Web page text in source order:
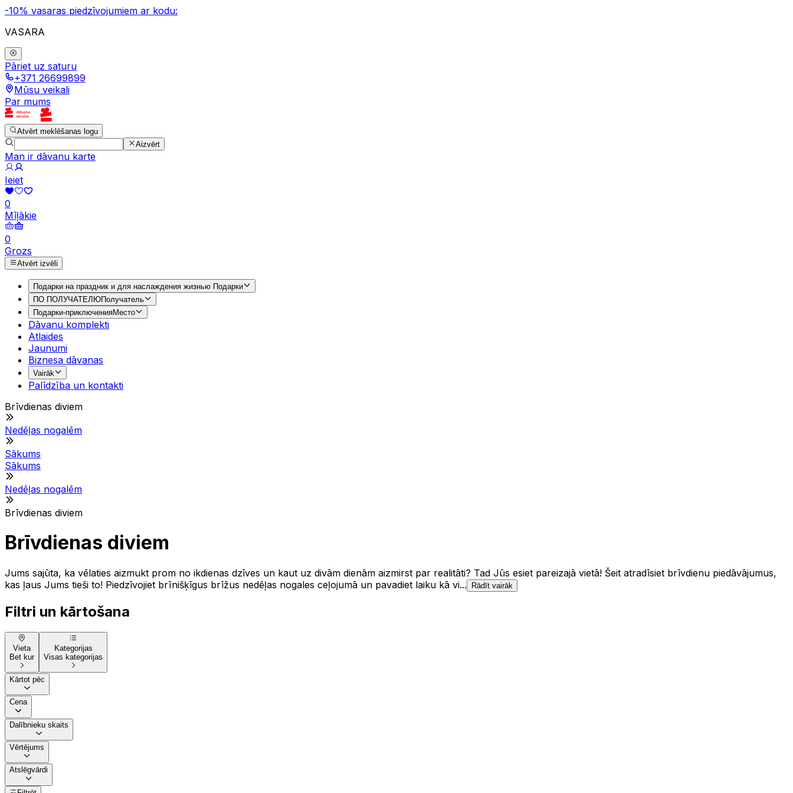
-10% vasaras piedzīvojumiem ar kodu:
VASARA
Pāriet uz saturu
+371 26699899
Mūsu veikali
Par mums
Atvērt meklēšanas logu
Aizvērt
Man ir dāvanu karte
Ieiet
0
Mīļākie
0
Grozs
Atvērt izvēli
Подарки на праздник и для наслаждения жизнью Подарки
ПО ПОЛУЧАТЕЛЮПолучатель
Подарки-приключенияМесто
Dāvanu komplekti
Atlaides
Jaunumi
Biznesa dāvanas
Vairāk
Palīdzība un kontakti
Brīvdienas diviem
Nedēļas nogalēm
Sākums
Sākums
Nedēļas nogalēm
Brīvdienas diviem
Brīvdienas diviem
Jums sajūta, ka vēlaties aizmukt prom no ikdienas dzīves un kaut uz divām dienām aizmirst par realitāti? Tad Jūs esiet pareizajā vietā! Šeit atradīsiet brīvdienu piedāvājumus,
kas ļaus Jums tieši to! Piedzīvojiet brīnišķīgus brīžus nedēļas nogales ceļojumā un pavadiet laiku kā vi...
Rādīt vairāk
Filtri un kārtošana
Vieta
Bet kur
Kategorijas
Visas kategorijas
Kārtot pēc
Cena
Dalībnieku skaits
Vērtējums
Atslēgvārdi